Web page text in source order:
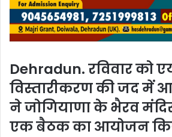
Dehradun. रविवार को
विस्तारीकरण की जद में
ने जोगियाणा के भैरव
एक बैठक का आयोजन